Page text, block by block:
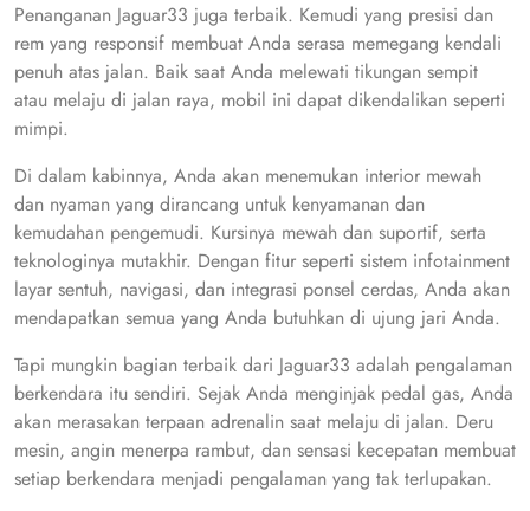
Penanganan Jaguar33 juga terbaik. Kemudi yang presisi dan
rem yang responsif membuat Anda serasa memegang kendali
penuh atas jalan. Baik saat Anda melewati tikungan sempit
atau melaju di jalan raya, mobil ini dapat dikendalikan seperti
mimpi.
Di dalam kabinnya, Anda akan menemukan interior mewah
dan nyaman yang dirancang untuk kenyamanan dan
kemudahan pengemudi. Kursinya mewah dan suportif, serta
teknologinya mutakhir. Dengan fitur seperti sistem infotainment
layar sentuh, navigasi, dan integrasi ponsel cerdas, Anda akan
mendapatkan semua yang Anda butuhkan di ujung jari Anda.
Tapi mungkin bagian terbaik dari Jaguar33 adalah pengalaman
berkendara itu sendiri. Sejak Anda menginjak pedal gas, Anda
akan merasakan terpaan adrenalin saat melaju di jalan. Deru
mesin, angin menerpa rambut, dan sensasi kecepatan membuat
setiap berkendara menjadi pengalaman yang tak terlupakan.